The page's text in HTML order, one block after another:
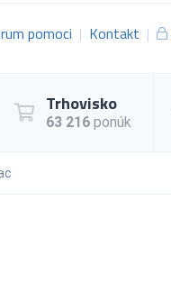
pomoci Kontakt
Trhovisko
63 216 ponúk